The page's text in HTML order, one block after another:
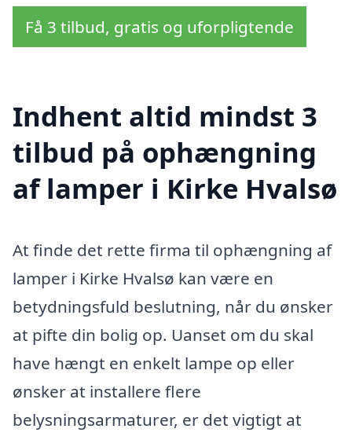
Få 3 tilbud, gratis og uforpligtende
Indhent altid mindst 3
tilbud på ophængning
af lamper i Kirke Hvalsø
At finde det rette firma til ophængning af
lamper i Kirke Hvalsø kan være en
betydningsfuld beslutning, når du ønsker
at pifte din bolig op. Uanset om du skal
have hængt en enkelt lampe op eller
ønsker at installere flere
belysningsarmaturer, er det vigtigt at